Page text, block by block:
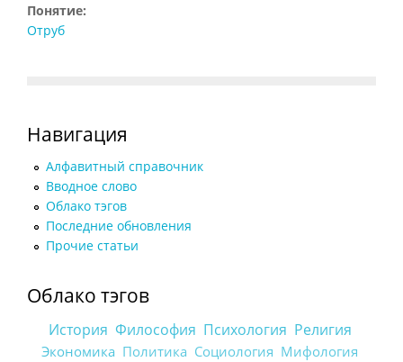
Понятие:
Отруб
Навигация
Алфавитный справочник
Вводное слово
Облако тэгов
Последние обновления
Прочие статьи
Облако тэгов
История Философия Психология Религия
Экономика Политика Социология Мифология